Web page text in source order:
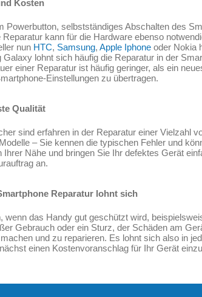
Kosten
selbstständiges Abschalten des
kann für die Hardware ebenso
nun HTC, Samsung, Apple Iphone oder Nokia
lohnt sich häufig die Reparatur in der
einer Reparatur ist häufig geringer, als ein
Einstellungen zu übertragen.
Qualität
sind erfahren in der Reparatur einer Vielzahl
– Sie kennen die typischen Fehler und
Nähe und bringen Sie Ihr defektes Gerät
an.
Reparatur lohnt sich
das Handy gut geschützt wird,
Gebrauch oder ein Sturz, der Schäden am
und zu reparieren. Es lohnt sich also in
einen Kostenvoranschlag für Ihr Gerät